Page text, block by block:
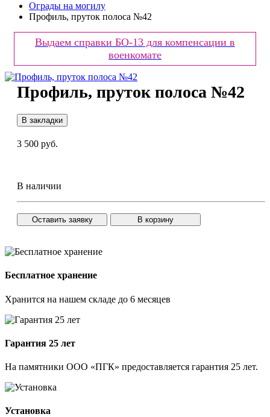
Ограды на могилу
Профиль, пруток полоса №42
Выдаем справки БО-13 для компенсации в
военкомате
Профиль, пруток полоса №42
В закладки
3 500 руб.
В наличии
Оставить заявку В корзину
Бесплатное хранение
Хранится на нашем складе до 6 месяцев
Гарантия 25 лет
На памятники ООО «ПГК» предоставляется гарантия 25 лет.
Установка